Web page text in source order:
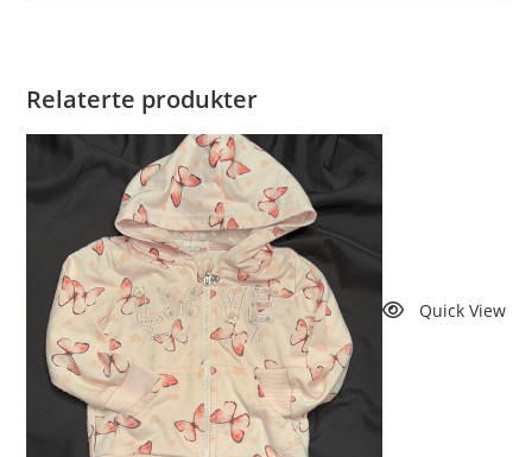
Relaterte produkter
Quick View